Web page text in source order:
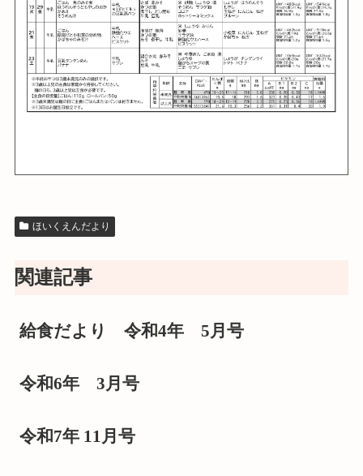
ほいくえんだより
関連記事
給食だより 令和4年 5月号
令和6年 3月号
令和7年 11月号